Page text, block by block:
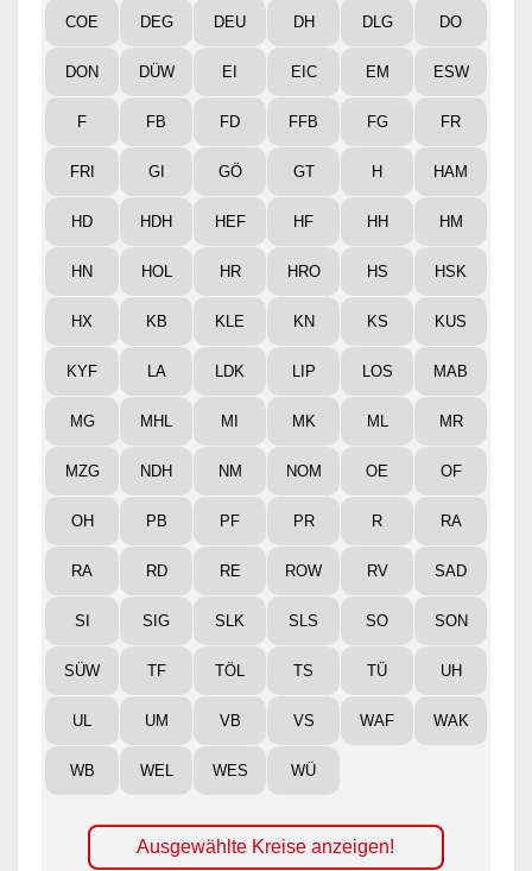
COE DEG DEU DH DLG DO
DON DÜW EI EIC EM ESW
F FB FD FFB FG FR
FRI GI GÖ GT H HAM
HD HDH HEF HF HH HM
HN HOL HR HRO HS HSK
HX KB KLE KN KS KUS
KYF LA LDK LIP LOS MAB
MG MHL MI MK ML MR
MZG NDH NM NOM OE OF
OH PB PF PR R RA
RA RD RE ROW RV SAD
SI SIG SLK SLS SO SON
SÜW TF TÖL TS TÜ UH
UL UM VB VS WAF WAK
WB WEL WES WÜ
Ausgewählte Kreise anzeigen!